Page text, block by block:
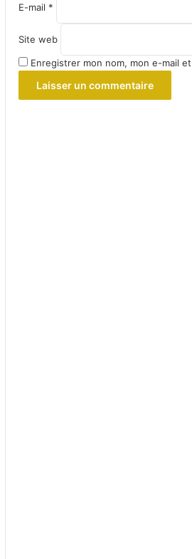
E-mail *
Site web
Enregistrer mon nom, mon e-mail